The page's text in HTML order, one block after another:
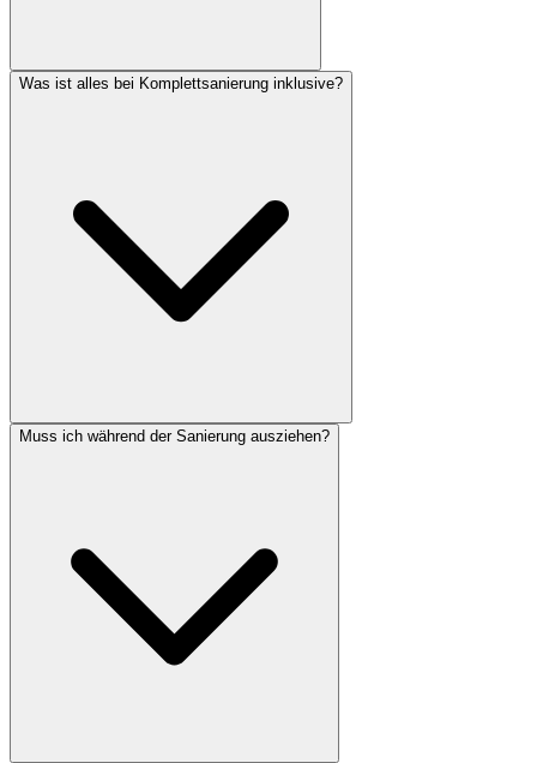
Was ist alles bei Komplettsanierung inklusive?
Muss ich während der Sanierung ausziehen?